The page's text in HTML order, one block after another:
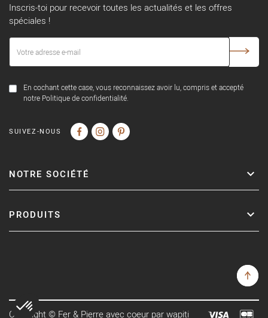
Inscris-toi pour recevoir toutes les actualités et les offres
spéciales !
En cochant cette case, vous reconnaissez avoir lu, compris et accepté
notre Politique de confidentialité.
SUIVEZ-NOUS
NOTRE SOCIÉTÉ
PRODUITS
Copyright © Fer & Pierre avec coeur par wapiti